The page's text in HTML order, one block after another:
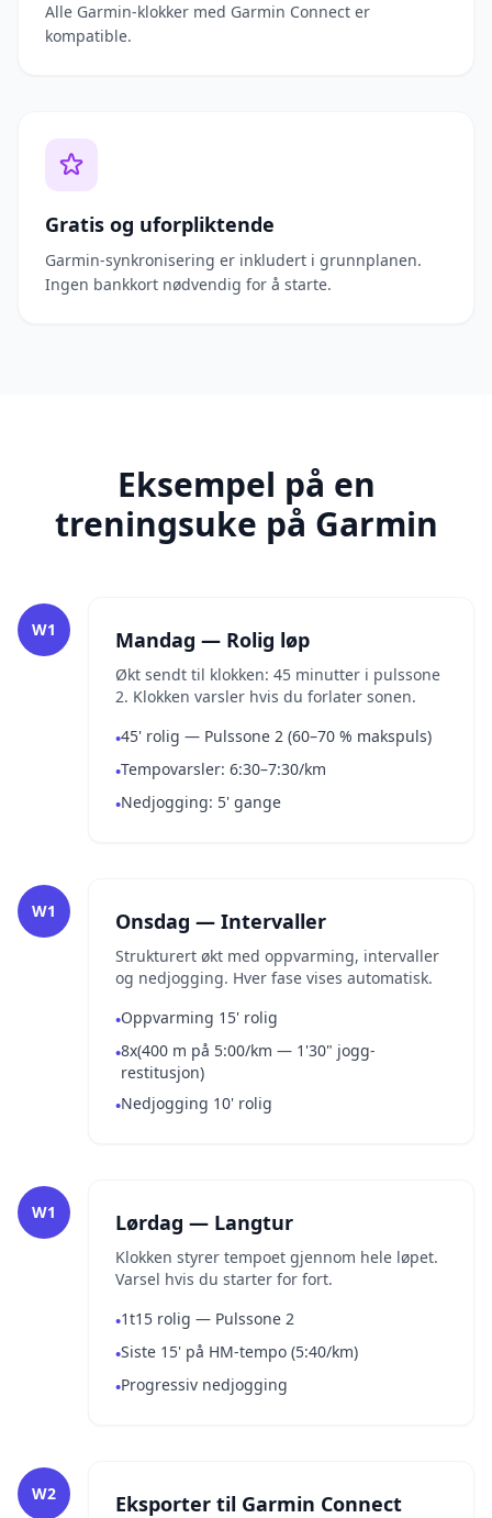
Alle Garmin-klokker med Garmin Connect er
kompatible.
Gratis og uforpliktende
Garmin-synkronisering er inkludert i grunnplanen.
Ingen bankkort nødvendig for å starte.
Eksempel på en
treningsuke på Garmin
W1 Mandag — Rolig løp
Økt sendt til klokken: 45 minutter i pulssone
2. Klokken varsler hvis du forlater sonen.
•45' rolig — Pulssone 2 (60–70 % makspuls)
•Tempovarsler: 6:30–7:30/km
•Nedjogging: 5' gange
W1 Onsdag — Intervaller
Strukturert økt med oppvarming, intervaller
og nedjogging. Hver fase vises automatisk.
•Oppvarming 15' rolig
•8x(400 m på 5:00/km — 1'30" jogg-
restitusjon)
•Nedjogging 10' rolig
W1 Lørdag — Langtur
Klokken styrer tempoet gjennom hele løpet.
Varsel hvis du starter for fort.
•1t15 rolig — Pulssone 2
•Siste 15' på HM-tempo (5:40/km)
•Progressiv nedjogging
W2 Eksporter til Garmin Connect